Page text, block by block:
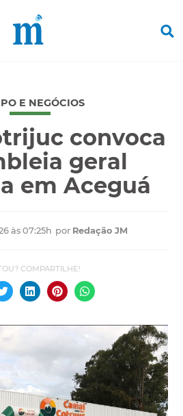
E NEGÓCIOS
convoca
geral
em Aceguá
às 07:25h por Redação JM